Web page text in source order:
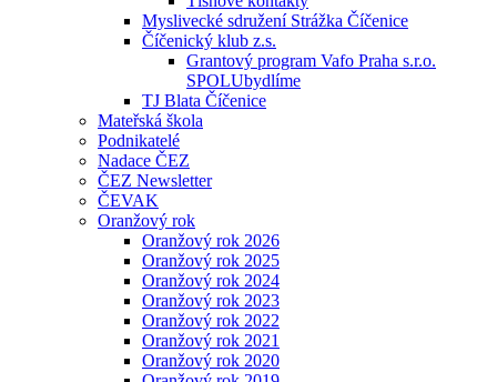
Myslivecké sdružení Strážka Číčenice
Číčenický klub z.s.
Grantový program Vafo Praha s.r.o.
SPOLUbydlíme
TJ Blata Číčenice
Mateřská škola
Podnikatelé
Nadace ČEZ
ČEZ Newsletter
ČEVAK
Oranžový rok
Oranžový rok 2026
Oranžový rok 2025
Oranžový rok 2024
Oranžový rok 2023
Oranžový rok 2022
Oranžový rok 2021
Oranžový rok 2020